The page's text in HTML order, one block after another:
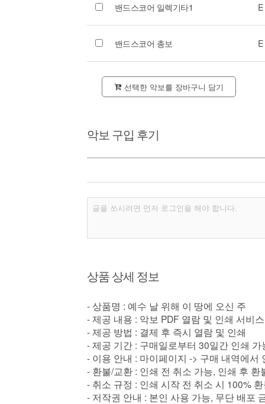
밴드스코어 일렉기타1
밴드스코어 총보
선택한 악보를 장바구니 담기
악보 구입 후기
상품 상세 정보
- 상품명 : 예수 날 위해 이 땅에 오신 주
- 제공 내용 : 악보 PDF 열람 및 인쇄 서비스
- 제공 방법 : 결제 후 즉시 열람 및 인쇄
- 제공 기간 : 구매일로부터 30일간 인쇄
- 이용 안내 : 마이페이지 -> 구매 내역에서
- 환불/교환 : 인쇄 전 취소 가능, 인쇄 후 환
- 취소 규정 : 인쇄 시작 전 취소 시 100%
- 저작권 안내 : 본인 사용 가능, 무단 배포